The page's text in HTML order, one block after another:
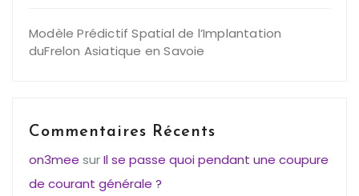
Modèle Prédictif Spatial de l’Implantation
duFrelon Asiatique en Savoie
Commentaires Récents
on3mee surIl se passe quoi pendant une coupure
de courant générale ?